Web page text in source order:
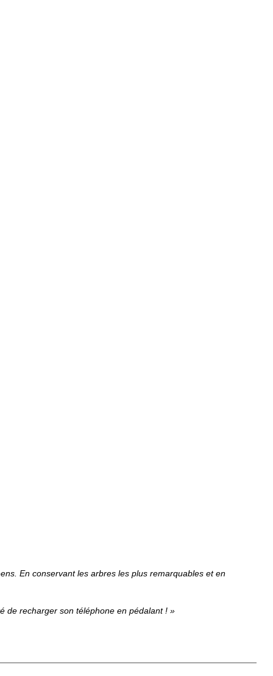
En conservant les arbres les plus remarquables et en
de recharger son téléphone en pédalant ! »